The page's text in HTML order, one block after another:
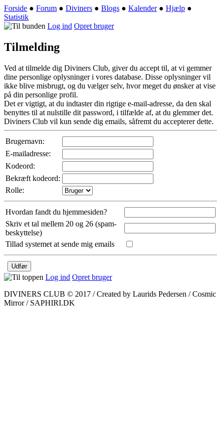
Forside ● Forum ● Diviners ● Blogs ● Kalender● Hjælp ●
Statistik
Log ind Opret bruger
Tilmelding
Ved at tilmelde dig Diviners Club, giver du accept til, at vi gemmer
dine personlige oplysninger i vores database. Disse oplysninger vil
ikke blive misbrugt, og du vælger selv, hvor meget du ønsker at vise
på din personlige profil.
Det er vigtigt, at du indtaster din rigtige e-mail-adresse, da den skal
benyttes til at nulstille dit password, i tilfælde af, at du glemmer det.
Diviners Club vil kun sende dig emails, såfremt du accepterer dette.
Brugernavn:
E-mailadresse:
Kodeord:
Bekræft kodeord:
Rolle:
Hvordan fandt du hjemmesiden?
Skriv et tal mellem 20 og 26 (spam-
beskyttelse)
Tillad systemet at sende mig emails
Log ind Opret bruger
DIVINERS CLUB © 2017 / Created by Laurids Pedersen / Cosmic
Mirror / SAPHIRI.DK